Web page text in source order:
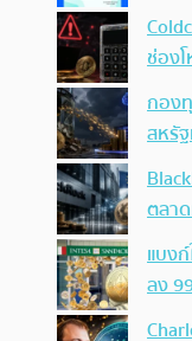
ช่องโ
กอง
สหรั
ตลา
แบง
ลง